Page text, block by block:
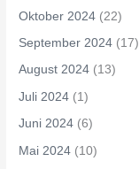
Oktober 2024 (22)
September 2024 (17)
August 2024 (13)
Juli 2024 (1)
Juni 2024 (6)
Mai 2024 (10)